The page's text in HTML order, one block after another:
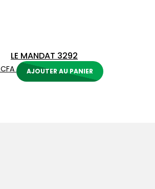
LE MANDAT 3292
CFA AJOUTER AU PANIER